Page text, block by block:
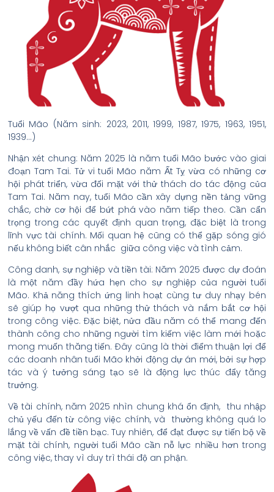
Tuổi Mão (Năm sinh: 2023, 2011, 1999, 1987, 1975, 1963, 1951,
1939…)
Nhận xét chung: Năm 2025 là năm tuổi Mão bước vào giai
đoạn Tam Tai. Tử vi tuổi Mão năm Ất Tỵ vừa có những cơ
hội phát triển, vừa đối mặt với thử thách do tác động của
Tam Tai. Năm nay, tuổi Mão cần xây dựng nền tảng vững
chắc, chờ cơ hội để bứt phá vào năm tiếp theo. Cần cẩn
trọng trong các quyết định quan trọng, đặc biệt là trong
lĩnh vực tài chính. Mối quan hệ cũng có thể gặp sóng gió
nếu không biết cân nhắc giữa công việc và tình cảm.
Công danh, sự nghiệp và tiền tài: Năm 2025 được dự đoán
là một năm đầy hứa hẹn cho sự nghiệp của người tuổi
Mão. Khả năng thích ứng linh hoạt cùng tư duy nhạy bén
sẽ giúp họ vượt qua những thử thách và nắm bắt cơ hội
trong công việc. Đặc biệt, nửa đầu năm có thể mang đến
thành công cho những người tìm kiếm việc làm mới hoặc
mong muốn thăng tiến. Đây cũng là thời điểm thuận lợi để
các doanh nhân tuổi Mão khởi động dự án mới, bởi sự hợp
tác và ý tưởng sáng tạo sẽ là động lực thúc đẩy tăng
trưởng.
Về tài chính, năm 2025 nhìn chung khá ổn định, thu nhập
chủ yếu đến từ công việc chính, và thường không quá lo
lắng về vấn đề tiền bạc. Tuy nhiên, để đạt được sự tiến bộ về
mặt tài chính, người tuổi Mão cần nỗ lực nhiều hơn trong
công việc, thay vì duy trì thái độ an phận.